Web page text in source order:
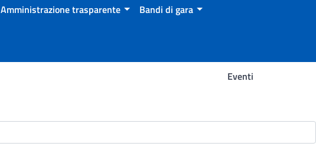
Amministrazione trasparente Bandi di gara
Eventi